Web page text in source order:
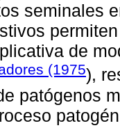
seminales
de
(1975),
patógenos